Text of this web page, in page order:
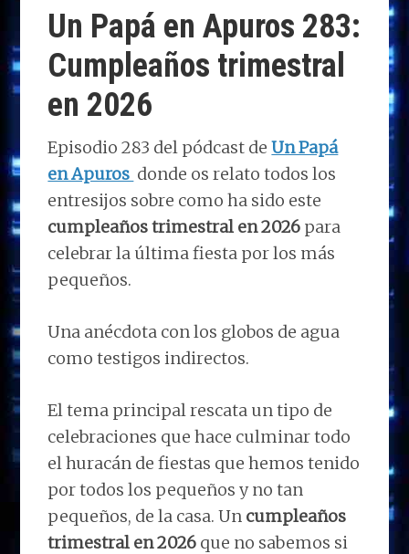
Un Papá en Apuros 283:
Cumpleaños trimestral
en 2026
Episodio 283 del pódcast deUn Papá
en Apuros donde os relato todos los
entresijos sobre como ha sido este
cumpleaños trimestral en 2026 para
celebrar la última fiesta por los más
pequeños.
Una anécdota con los globos de agua
como testigos indirectos.
El tema principal rescata un tipo de
celebraciones que hace culminar todo
el huracán de fiestas que hemos tenido
por todos los pequeños y no tan
pequeños, de la casa. Un cumpleaños
trimestral en 2026 que no sabemos si